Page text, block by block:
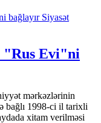
Siyasət
"Rus Evi"ni
mərkəzlərinin
bağlı 1998-ci il tarixli
xitam verilməsi